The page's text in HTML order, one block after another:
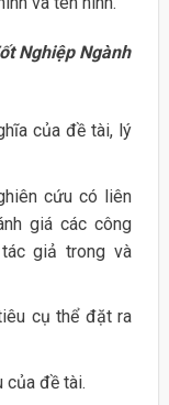
Nghiệp Ngành
của đề tài, lý
cứu có liên
giá các công
giả trong và
cụ thể đặt ra
của đề tài.